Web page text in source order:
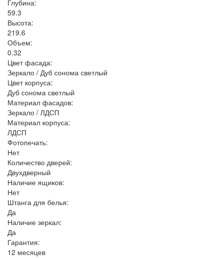
Глубина:
59.3
Высота:
219.6
Объем:
0.32
Цвет фасада:
Зеркало / Дуб сонома светлый
Цвет корпуса:
Дуб сонома светлый
Материал фасадов:
Зеркало / ЛДСП
Материал корпуса:
ЛДСП
Фотопечать:
Нет
Количество дверей:
Двухдверный
Наличие ящиков:
Нет
Штанга для белья:
Да
Наличие зеркал:
Да
Гарантия:
12 месяцев